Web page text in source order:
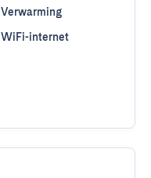
Verwarming
WiFi-internet